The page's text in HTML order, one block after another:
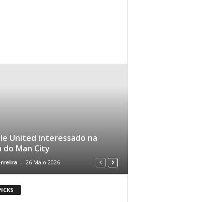
United interessado na
do Man City
- 26 Maio 2026